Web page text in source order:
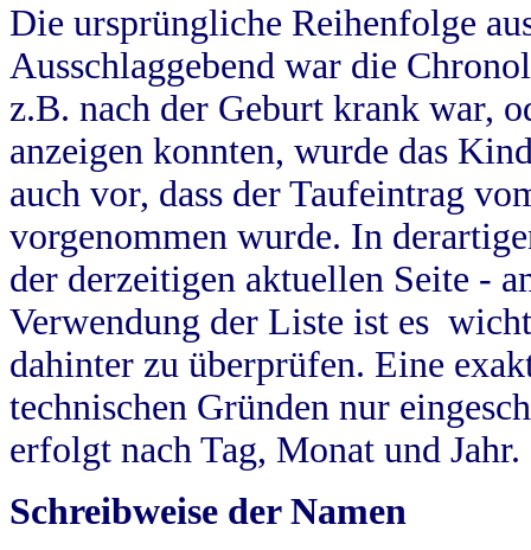
Die ursprüngliche Reihenfolge
Ausschlaggebend war die
z.B. nach der Geburt krank war,
anzeigen konnten, wurde das
auch vor, dass der Taufeintrag
vorgenommen wurde. In
der derzeitigen aktuellen Seite -
Verwendung der Liste ist es
dahinter zu überprüfen. Eine
technischen Gründen nur
erfolgt nach Tag, Monat und Jahr.
Schreibweise der Namen